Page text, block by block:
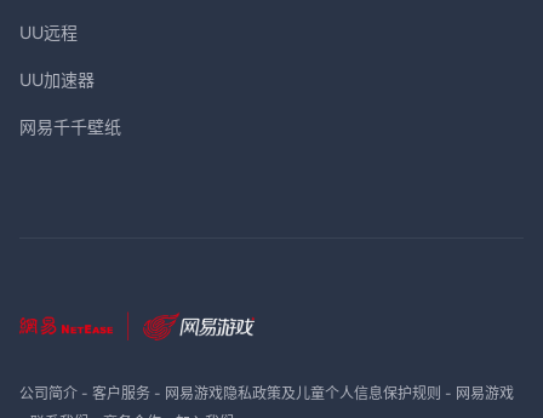
UU远程
UU加速器
网易千千壁纸
公司简介- 客户服务- 网易游戏隐私政策及儿童个人信息保护规则 - 网易游戏